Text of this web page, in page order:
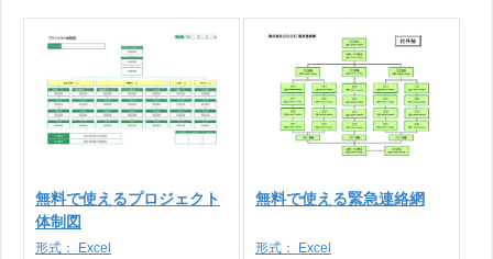
無料で使えるプロジェクト
体制図
形式： Excel
無料で使える緊急連絡網
形式： Excel